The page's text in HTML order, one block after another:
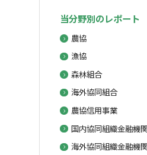
当分野別のレポート
農協
漁協
森林組合
海外協同組合
農協信用事業
国内協同組織金融機
海外協同組織金融機